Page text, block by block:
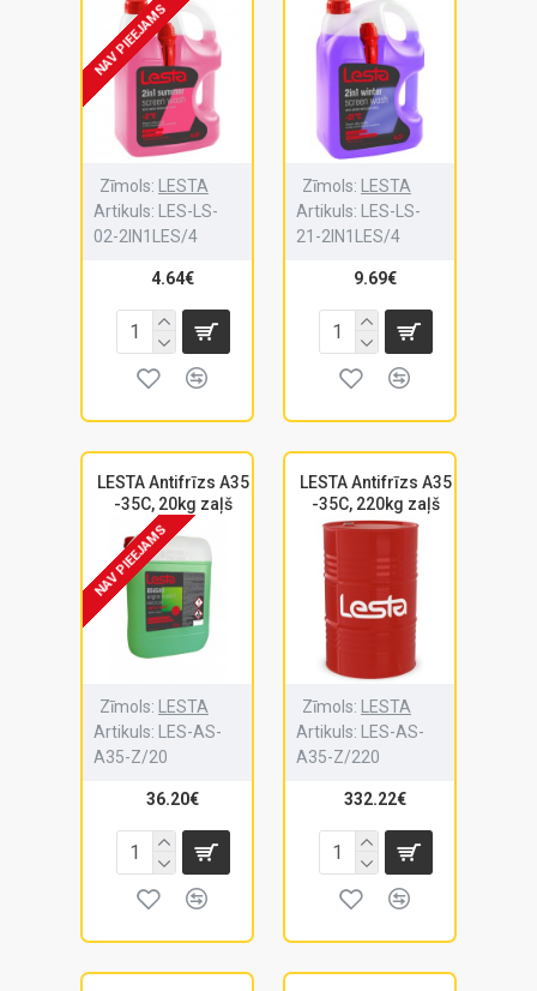
NAV PIEEJAMS
Zīmols:
LESTA
Artikuls:
LES-LS-
02-2IN1LES/4
4.64€
Zīmols:
LESTA
Artikuls:
LES-LS-
21-2IN1LES/4
9.69€
LESTA Antifrīzs A35
-35C, 20kg zaļš
NAV PIEEJAMS
Zīmols:
LESTA
Artikuls:
LES-AS-
A35-Z/20
36.20€
LESTA Antifrīzs A35
-35C, 220kg zaļš
Zīmols:
LESTA
Artikuls:
LES-AS-
A35-Z/220
332.22€